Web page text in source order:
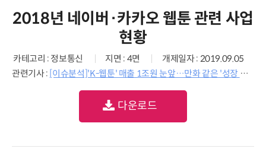
2018년 네이버·카카오 웹툰 관련 사업
현황
카테고리 : 정보통신 지면 : 4면
개제일자 : 2019.09.05
관련기사 : [이슈분석]'K-웹툰' 매출 1조원 눈앞…만화 같은 '성장 스토리'
다운로드